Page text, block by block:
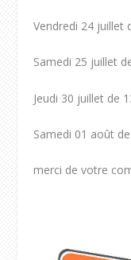
Vendredi 24 juillet
Samedi 25 juillet
Jeudi 30 juillet de
Samedi 01 août
merci de votre